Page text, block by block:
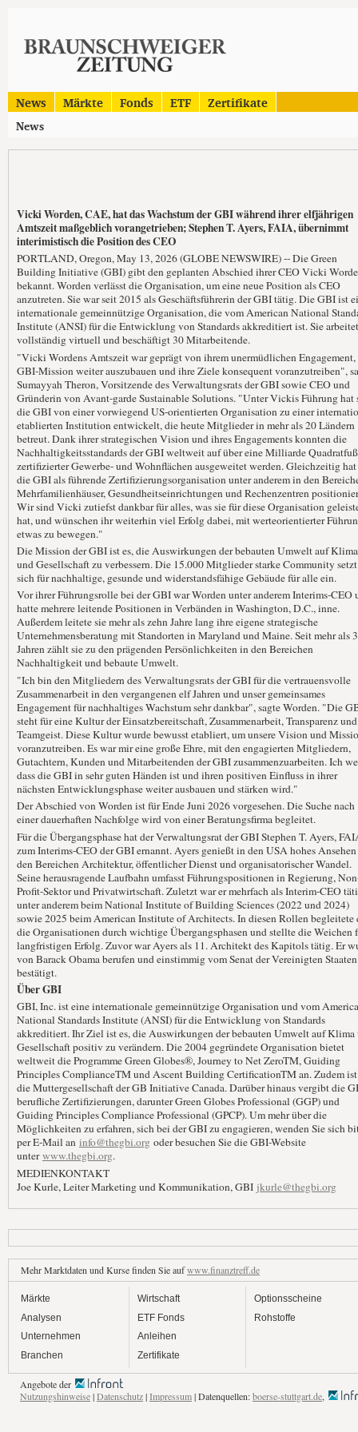
News Märkte Fonds ETF Zertifikate
News
Vicki Worden, CAE, hat das Wachstum der GBI während ihrer elfjährigen
Amtszeit maßgeblich vorangetrieben; Stephen T. Ayers, FAIA, übernimmt
interimistisch die Position des CEO
PORTLAND, Oregon, May 13, 2026 (GLOBE NEWSWIRE) -- Die Green
Building Initiative (GBI) gibt den geplanten Abschied ihrer CEO Vicki
bekannt. Worden verlässt die Organisation, um eine neue Position als CEO
anzutreten. Sie war seit 2015 als Geschäftsführerin der GBI tätig. Die GBI ist
internationale gemeinnützige Organisation, die vom American National
Institute (ANSI) für die Entwicklung von Standards akkreditiert ist. Sie arbeitet
vollständig virtuell und beschäftigt 30 Mitarbeitende.
"Vicki Wordens Amtszeit war geprägt von ihrem unermüdlichen
GBI-Mission weiter auszubauen und ihre Ziele konsequent voranzutreiben",
Sumayyah Theron, Vorsitzende des Verwaltungsrats der GBI sowie CEO und
Gründerin von Avant-garde Sustainable Solutions. "Unter Vickis Führung hat
die GBI von einer vorwiegend US-orientierten Organisation zu einer
etablierten Institution entwickelt, die heute Mitglieder in mehr als 20 Ländern
betreut. Dank ihrer strategischen Vision und ihres Engagements konnten die
Nachhaltigkeitsstandards der GBI weltweit auf über eine Milliarde Quadratfuß
zertifizierter Gewerbe- und Wohnflächen ausgeweitet werden. Gleichzeitig hat
die GBI als führende Zertifizierungsorganisation unter anderem in den
Mehrfamilienhäuser, Gesundheitseinrichtungen und Rechenzentren
Wir sind Vicki zutiefst dankbar für alles, was sie für diese Organisation
hat, und wünschen ihr weiterhin viel Erfolg dabei, mit werteorientierter
etwas zu bewegen."
Die Mission der GBI ist es, die Auswirkungen der bebauten Umwelt auf Klima
und Gesellschaft zu verbessern. Die 15.000 Mitglieder starke Community setzt
sich für nachhaltige, gesunde und widerstandsfähige Gebäude für alle ein.
Vor ihrer Führungsrolle bei der GBI war Worden unter anderem Interims-CEO
hatte mehrere leitende Positionen in Verbänden in Washington, D.C., inne.
Außerdem leitete sie mehr als zehn Jahre lang ihre eigene strategische
Unternehmensberatung mit Standorten in Maryland und Maine. Seit mehr als
Jahren zählt sie zu den prägenden Persönlichkeiten in den Bereichen
Nachhaltigkeit und bebaute Umwelt.
"Ich bin den Mitgliedern des Verwaltungsrats der GBI für die vertrauensvolle
Zusammenarbeit in den vergangenen elf Jahren und unser gemeinsames
Engagement für nachhaltiges Wachstum sehr dankbar", sagte Worden. "Die
steht für eine Kultur der Einsatzbereitschaft, Zusammenarbeit, Transparenz und
Teamgeist. Diese Kultur wurde bewusst etabliert, um unsere Vision und
voranzutreiben. Es war mir eine große Ehre, mit den engagierten Mitgliedern,
Gutachtern, Kunden und Mitarbeitenden der GBI zusammenzuarbeiten. Ich
dass die GBI in sehr guten Händen ist und ihren positiven Einfluss in ihrer
nächsten Entwicklungsphase weiter ausbauen und stärken wird."
Der Abschied von Worden ist für Ende Juni 2026 vorgesehen. Die Suche nach
einer dauerhaften Nachfolge wird von einer Beratungsfirma begleitet.
Für die Übergangsphase hat der Verwaltungsrat der GBI Stephen T. Ayers,
zum Interims-CEO der GBI ernannt. Ayers genießt in den USA hohes
den Bereichen Architektur, öffentlicher Dienst und organisatorischer Wandel.
Seine herausragende Laufbahn umfasst Führungspositionen in Regierung,
Profit-Sektor und Privatwirtschaft. Zuletzt war er mehrfach als Interim-CEO
unter anderem beim National Institute of Building Sciences (2022 und 2024)
sowie 2025 beim American Institute of Architects. In diesen Rollen begleitete
die Organisationen durch wichtige Übergangsphasen und stellte die Weichen
langfristigen Erfolg. Zuvor war Ayers als 11. Architekt des Kapitols tätig. Er
von Barack Obama berufen und einstimmig vom Senat der Vereinigten Staaten
bestätigt.
Über GBI
GBI, Inc. ist eine internationale gemeinnützige Organisation und vom
National Standards Institute (ANSI) für die Entwicklung von Standards
akkreditiert. Ihr Ziel ist es, die Auswirkungen der bebauten Umwelt auf Klima
Gesellschaft positiv zu verändern. Die 2004 gegründete Organisation bietet
weltweit die Programme Green Globes®, Journey to Net ZeroTM, Guiding
Principles ComplianceTM und Ascent Building CertificationTM an. Zudem
die Muttergesellschaft der GB Initiative Canada. Darüber hinaus vergibt die
berufliche Zertifizierungen, darunter Green Globes Professional (GGP) und
Guiding Principles Compliance Professional (GPCP). Um mehr über die
Möglichkeiten zu erfahren, sich bei der GBI zu engagieren, wenden Sie sich
per E-Mail an info@thegbi.org oder besuchen Sie die GBI-Website
unterwww.thegbi.org.
MEDIENKONTAKT
Joe Kurle, Leiter Marketing und Kommunikation, GBI jkurle@thegbi.org
Mehr Marktdaten und Kurse finden Sie aufwww.finanztreff.de
Märkte
Analysen
Unternehmen
Branchen
Wirtschaft
ETF Fonds
Anleihen
Zertifikate
Optionsscheine
Rohstoffe
Angebote der
Nutzungshinweise|Datenschutz|Impressum| Datenquellen:boerse-stuttgart.de,